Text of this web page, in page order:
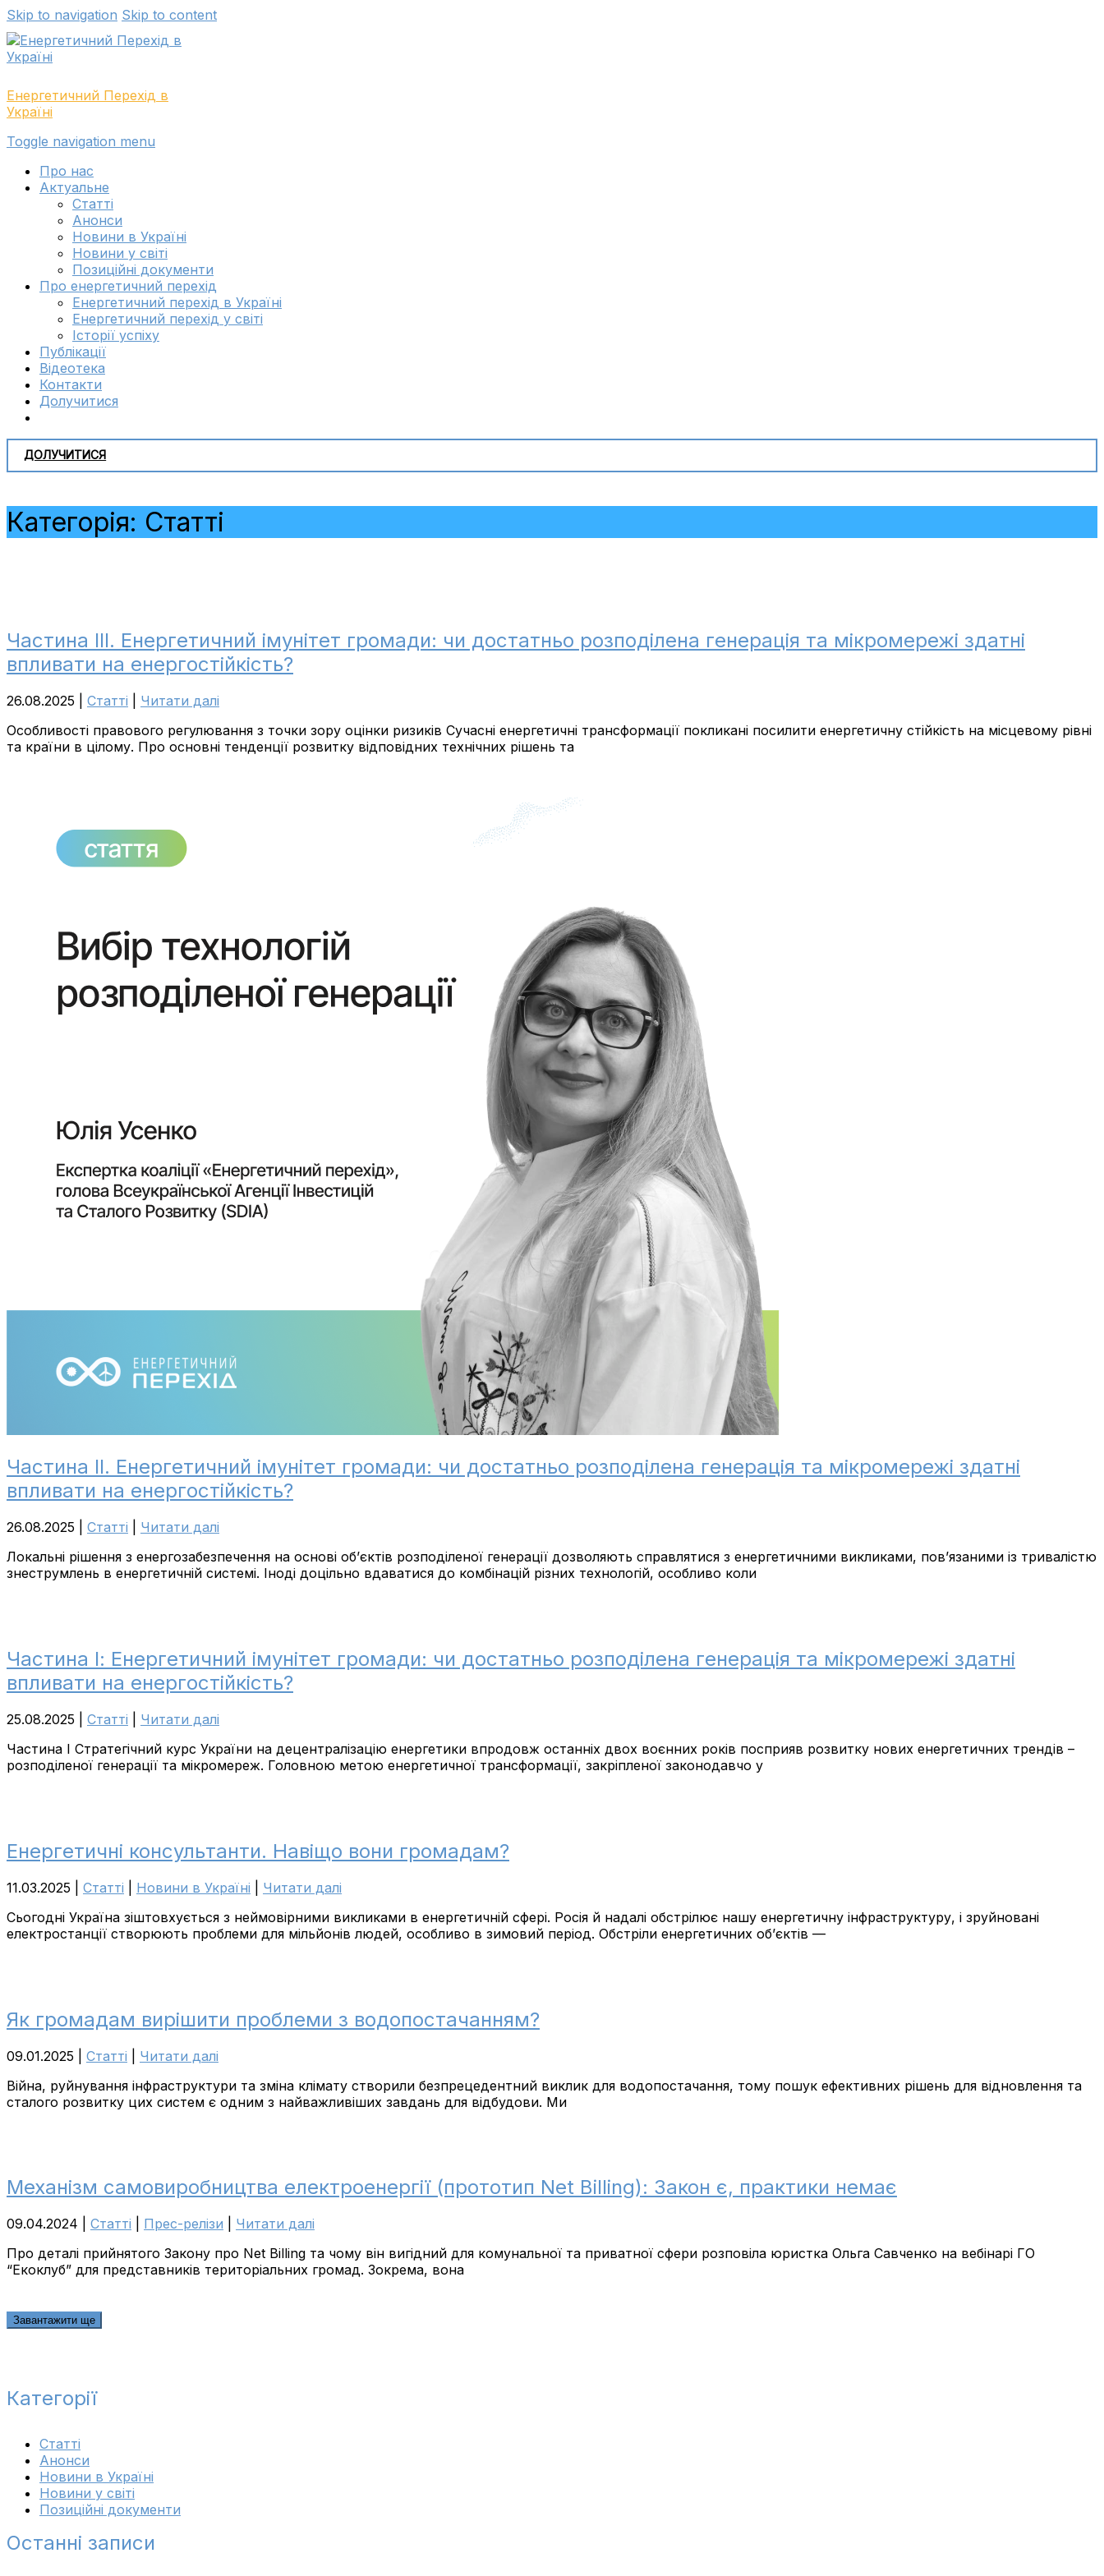
Skip to navigation Skip to content
Енергетичний Перехід в
Україні
Toggle navigation menu
Про нас
Актуальне
Cтатті
Анонси
Новини в Україні
Новини у світі
Позиційні документи
Про енергетичний перехід
Енергетичний перехід в Україні
Енергетичний перехід у світі
Історії успіху
Публікації
Відеотека
Контакти
Долучитися
ДОЛУЧИТИСЯ
Категорія: Cтатті
Частина ІІІ. Енергетичний імунітет громади: чи достатньо розподілена генерація та мікромережі здатні
впливати на енергостійкість?
26.08.2025 Cтатті
Читати далі
Особливості правового регулювання з точки зору оцінки ризиків Сучасні енергетичні трансформації покликані посилити енергетичну стійкість на місцевому рівні
та країни в цілому. Про основні тенденції розвитку відповідних технічних рішень та
Частина ІІ. Енергетичний імунітет громади: чи достатньо розподілена генерація та мікромережі здатні
впливати на енергостійкість?
26.08.2025 Cтатті
Читати далі
Локальні рішення з енергозабезпечення на основі об’єктів розподіленої генерації дозволяють справлятися з енергетичними викликами, пов’язаними із тривалістю
знеструмлень в енергетичній системі. Іноді доцільно вдаватися до комбінацій різних технологій, особливо коли
Частина І: Енергетичний імунітет громади: чи достатньо розподілена генерація та мікромережі здатні
впливати на енергостійкість?
25.08.2025 Cтатті
Читати далі
Частина І Стратегічний курс України на децентралізацію енергетики впродовж останніх двох воєнних років посприяв розвитку нових енергетичних трендів –
розподіленої генерації та мікромереж. Головною метою енергетичної трансформації, закріпленої законодавчо у
Енергетичні консультанти. Навіщо вони громадам?
11.03.2025 Cтатті Новини в Україні
Читати далі
Сьогодні Україна зіштовхується з неймовірними викликами в енергетичній сфері. Росія й надалі обстрілює нашу енергетичну інфраструктуру, і зруйновані
електростанції створюють проблеми для мільйонів людей, особливо в зимовий період. Обстріли енергетичних об’єктів —
Як громадам вирішити проблеми з водопостачанням?
09.01.2025 Cтатті
Читати далі
Війна, руйнування інфраструктури та зміна клімату створили безпрецедентний виклик для водопостачання, тому пошук ефективних рішень для відновлення та
сталого розвитку цих систем є одним з найважливіших завдань для відбудови. Ми
Механізм самовиробництва електроенергії (прототип Net Billing): Закон є, практики немає
09.04.2024 Cтатті Прес-релізи
Читати далі
Про деталі прийнятого Закону про Net Billing та чому він вигідний для комунальної та приватної сфери розповіла юристка Ольга Савченко на вебінарі ГО
“Екоклуб” для представників територіальних громад. Зокрема, вона
Завантажити ще
Категорії
Cтатті
Анонси
Новини в Україні
Новини у світі
Позиційні документи
Останні записи